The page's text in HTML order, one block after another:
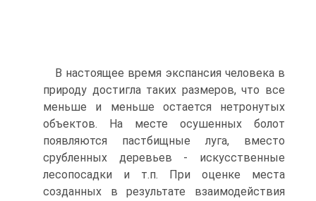
В настоящее время экспансия человека в
природу достигла таких размеров, что все
меньше и меньше остается нетронутых
объектов. На месте осушенных болот
появляются пастбищные луга, вместо
срубленных деревьев - искусственные
лесопосадки и т.п. При оценке места
созданных в результате взаимодействия